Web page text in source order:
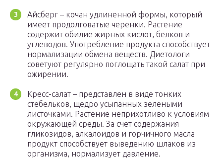
Айсберг – кочан удлиненной формы, который
имеет продолговатые черенки. Растение
содержит обилие жирных кислот, белков и
углеводов. Употребление продукта способствует
нормализации обмена веществ. Диетологи
советуют регулярно поглощать такой салат при
ожирении.
Кресс-салат – представлен в виде тонких
стебельков, щедро усыпанных зелеными
листочками. Растение неприхотливо к условиям
окружающей среды. За счет содержания
гликозидов, алкалоидов и горчичного масла
продукт способствует выведению шлаков из
организма, нормализует давление.